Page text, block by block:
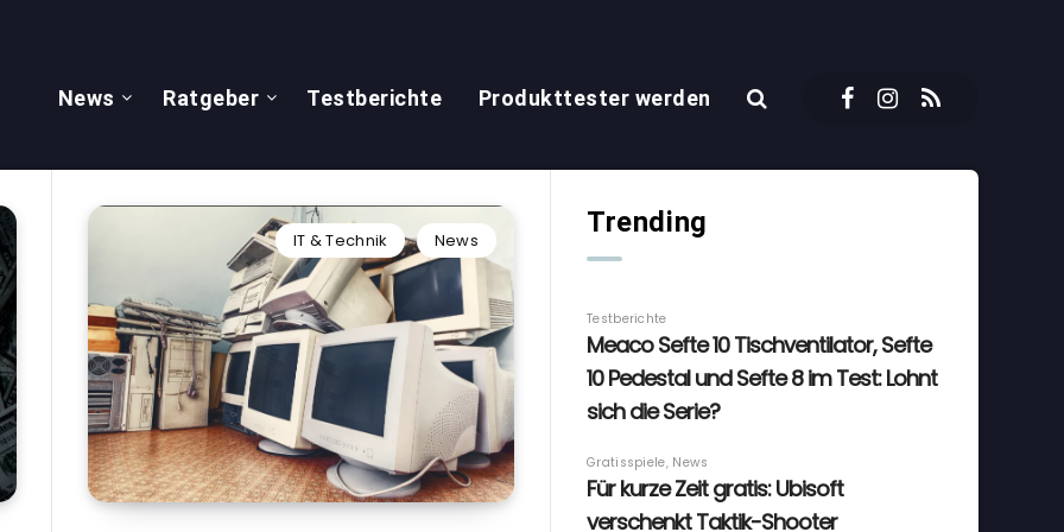
News Ratgeber Testberichte Produkttester werden
IT & Technik News
Trending